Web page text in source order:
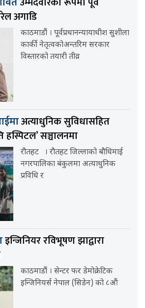
अगाडि
काठमाडौं । पूर्वप्रधानन्यायाधीश सुशीला
कार्की नेतृत्वकोअन्तरिम सरकार
विस्तारको तयारी तीव्र
अत्याधुनिक सुविधासहित
हस्पिटल’ सञ्चालनमा
रौतहट । रौतहट जिल्लाको बौधिमाई
नगरपालिका बंकुलमा अत्याधुनिक
प्रविधि र
इन्जिनियर रविभूषण झाद्वारा
काठमाडौं । सेन्टर फर डेमोक्रेटिक
इन्जिनियर्स नेपाल (सिडेन) को ८औं